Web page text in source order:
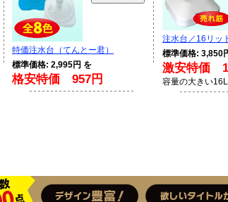
特価注水台（てんとー君）
標準価格: 2,995円 を
格安特価 957円
注水台／16リッ
標準価格: 3,850
激安特価
容量の大きい